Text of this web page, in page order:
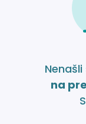
na